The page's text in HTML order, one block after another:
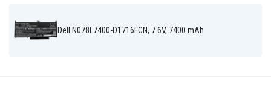
Dell N078L7400-D1716FCN, 7.6V, 7400 mAh